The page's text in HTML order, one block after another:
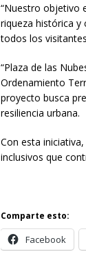
“Nuestro objetivo
riqueza histórica y
todos los
“Plaza de las
Ordenamiento
proyecto busca
resiliencia urbana.
Con esta
inclusivos que
Comparte esto:
Facebook